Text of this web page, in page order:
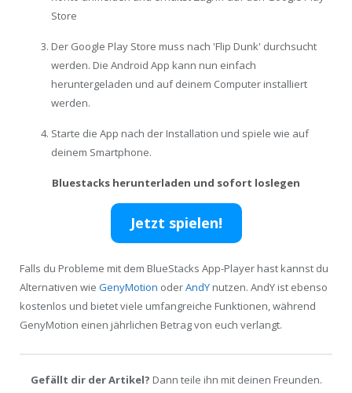
Store
Der Google Play Store muss nach 'Flip Dunk' durchsucht
werden. Die Android App kann nun einfach
heruntergeladen und auf deinem Computer installiert
werden.
Starte die App nach der Installation und spiele wie auf
deinem Smartphone.
Bluestacks herunterladen und sofort loslegen
Jetzt spielen!
Falls du Probleme mit dem BlueStacks App-Player hast kannst du
Alternativen wie GenyMotion oderAndY nutzen. AndY ist ebenso
kostenlos und bietet viele umfangreiche Funktionen, während
GenyMotion einen jährlichen Betrag von euch verlangt.
Gefällt dir der Artikel? Dann teile ihn mit deinen Freunden.